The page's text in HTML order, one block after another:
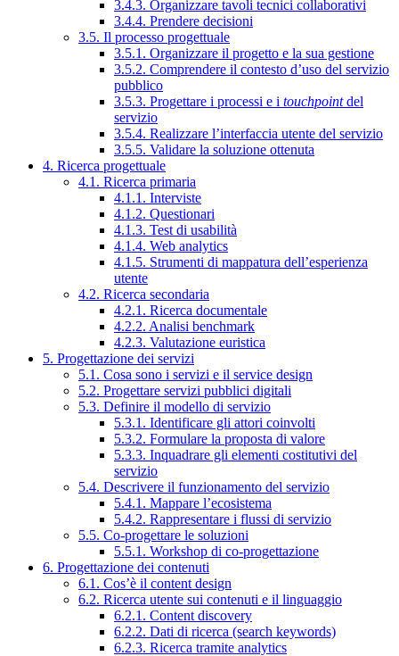
3.4.3. Organizzare tavoli tecnici collaborativi
3.4.4. Prendere decisioni
3.5. Il processo progettuale
3.5.1. Organizzare il progetto e la sua gestione
3.5.2. Comprendere il contesto d’uso del servizio
pubblico
3.5.3. Progettare i processi e i touchpointdel
servizio
3.5.4. Realizzare l’interfaccia utente del servizio
3.5.5. Validare la soluzione ottenuta
4. Ricerca progettuale
4.1. Ricerca primaria
4.1.1. Interviste
4.1.2. Questionari
4.1.3. Test di usabilità
4.1.4. Web analytics
4.1.5. Strumenti di mappatura dell’esperienza
utente
4.2. Ricerca secondaria
4.2.1. Ricerca documentale
4.2.2. Analisi benchmark
4.2.3. Valutazione euristica
5. Progettazione dei servizi
5.1. Cosa sono i servizi e il service design
5.2. Progettare servizi pubblici digitali
5.3. Definire il modello di servizio
5.3.1. Identificare gli attori coinvolti
5.3.2. Formulare la proposta di valore
5.3.3. Inquadrare gli elementi costitutivi del
servizio
5.4. Descrivere il funzionamento del servizio
5.4.1. Mappare l’ecosistema
5.4.2. Rappresentare i flussi di servizio
5.5. Co-progettare le soluzioni
5.5.1. Workshop di co-progettazione
6. Progettazione dei contenuti
6.1. Cos’è il content design
6.2. Ricerca utente sui contenuti e il linguaggio
6.2.1. Content discovery
6.2.2. Dati di ricerca (search keywords)
6.2.3. Ricerca tramite analytics